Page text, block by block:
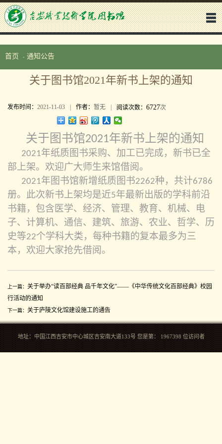
首页 - 通知公告
关于图书馆2021年新书上架的通知
发布时间： 2021-11-03 | 作者： 暂无 | 阅读次数： 6727次
关于图书馆2021年新书上架的通知
2021年纸质图书采购、加工已完成，新书已全
部上架。欢迎广大师生来馆借阅。
2021年图书馆新增纸质图书2262种，共计6786
册。此次新书上架均是近5年最新出版的学科前沿
书籍，包含医学、经济、管理、教育、机械、电
子、计算机、通信、建筑、旅游、农业、哲学、历
史等22个学科大类，每种书籍的复本最多为三
本，欢迎大家抢先借阅。
上一篇： 关于举办“读百部经典 品千年文化”——《中华传统文化百部经典》校园
行活动的通知
下一篇： 关于庐陵文化馆建设施工的通告
地址：中国江西吉安市中心城区吉安南大道133号 您是第： 1967398 位访问者